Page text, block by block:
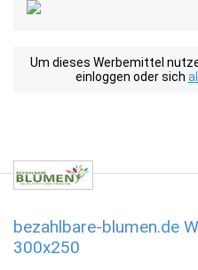
Um dieses Werbemittel
einloggen oder sich
bezahlbare-blumen.de
300x250